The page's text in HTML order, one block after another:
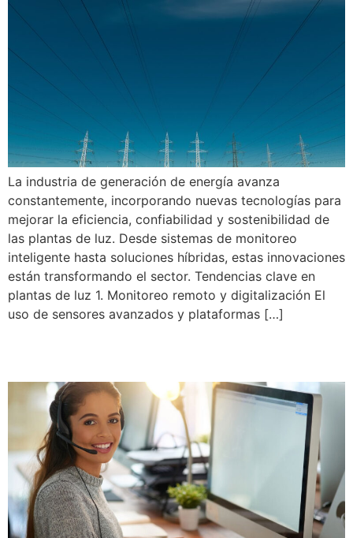
La industria de generación de energía avanza
constantemente, incorporando nuevas tecnologías para
mejorar la eficiencia, confiabilidad y sostenibilidad de
las plantas de luz. Desde sistemas de monitoreo
inteligente hasta soluciones híbridas, estas innovaciones
están transformando el sector. Tendencias clave en
plantas de luz 1. Monitoreo remoto y digitalización El
uso de sensores avanzados y plataformas […]